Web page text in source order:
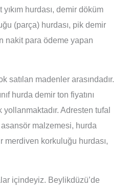
yıkım hurdası, demir döküm
(parça) hurdası, pik demir
nakit para ödeme yapan
satılan madenler arasındadır.
hurda demir ton fiyatını
Adresten tufal
asansör malzemesi, hurda
merdiven korkuluğu hurdası,
içindeyiz. Beylikdüzü’de